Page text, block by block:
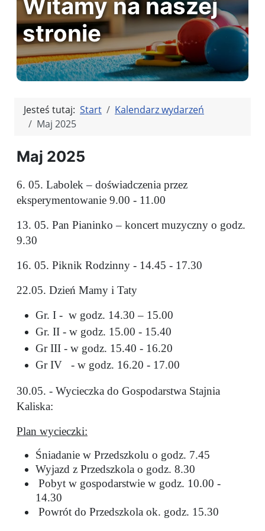
Witamy na naszej
stronie
Jesteś tutaj: Start
Kalendarz wydarzeń
Maj 2025
Maj 2025
6. 05. Labolek – doświadczenia przez
eksperymentowanie 9.00 - 11.00
13. 05. Pan Pianinko – koncert muzyczny o godz.
9.30
16. 05. Piknik Rodzinny - 14.45 - 17.30
22.05. Dzień Mamy i Taty
Gr. I - w godz. 14.30 – 15.00
Gr. II - w godz. 15.00 - 15.40
Gr III - w godz. 15.40 - 16.20
Gr IV - w godz. 16.20 - 17.00
30.05. - Wycieczka do Gospodarstwa Stajnia
Kaliska:
Plan wycieczki:
Śniadanie w Przedszkolu o godz. 7.45
Wyjazd z Przedszkola o godz. 8.30
Pobyt w gospodarstwie w godz. 10.00 -
14.30
Powrót do Przedszkola ok. godz. 15.30